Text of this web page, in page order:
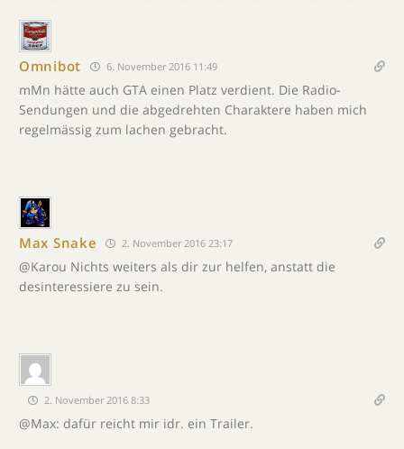
Omnibot 6. November 2016 11:49
mMn hätte auch GTA einen Platz verdient. Die Radio-
Sendungen und die abgedrehten Charaktere haben mich
regelmässig zum lachen gebracht.
Max Snake 2. November 2016 23:17
@Karou Nichts weiters als dir zur helfen, anstatt die
desinteressiere zu sein.
2. November 2016 8:33
@Max: dafür reicht mir idr. ein Trailer.